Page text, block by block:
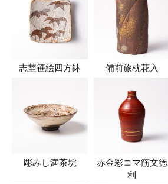
志埜笹絵四方鉢 備前旅枕花入
彫みし満茶垸
赤金彩コマ筋文徳
利